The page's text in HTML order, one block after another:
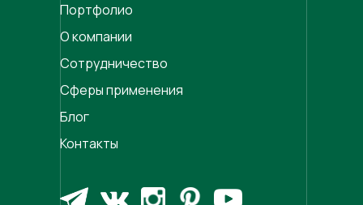
Портфолио
Сотрудничество
О компании
Сферы применения
Контакты
Блог